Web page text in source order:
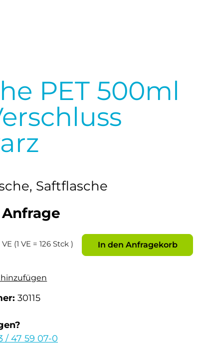
PET 500ml
Saftflasche
gewünschten Wert ein oder benutze die Schaltflächen um die
VE (1 VE = 126 Stck ) In den Anfragekorb
30115
/ 47 59 07-0